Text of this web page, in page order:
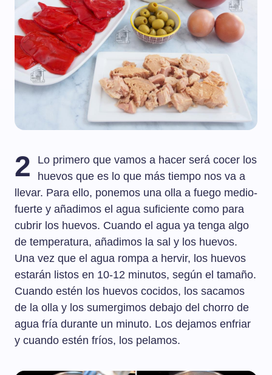
2
Lo primero que vamos a hacer será cocer los
huevos que es lo que más tiempo nos va a
llevar. Para ello, ponemos una olla a fuego medio-
fuerte y añadimos el agua suficiente como para
cubrir los huevos. Cuando el agua ya tenga algo
de temperatura, añadimos la sal y los huevos.
Una vez que el agua rompa a hervir, los huevos
estarán listos en 10-12 minutos, según el tamaño.
Cuando estén los huevos cocidos, los sacamos
de la olla y los sumergimos debajo del chorro de
agua fría durante un minuto. Los dejamos enfriar
y cuando estén fríos, los pelamos.